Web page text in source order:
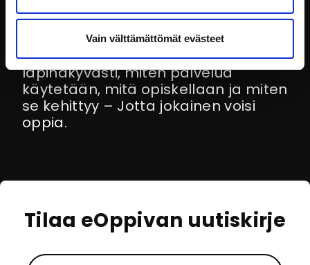
Vain välttämättömät evästeet
eOppiva on yhteinen palvelu, jota
kehitetään valtionhallinnon
tarpeisiin. Siksi haluamme näyttää
läpinäkyvästi, miten palvelua
käytetään, mitä opiskellaan ja miten
se kehittyy – Jotta jokainen voisi
oppia.
Tilaa eOppivan uutiskirje